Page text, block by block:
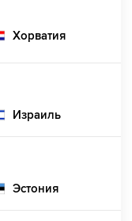
Хорватия
Израиль
Эстония